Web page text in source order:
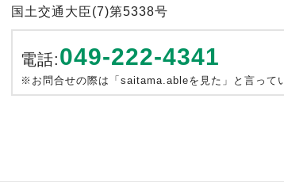
国土交通大臣(7)第5338号
電話:049-222-4341
※お問合せの際は「saitama.ableを見た」と言って